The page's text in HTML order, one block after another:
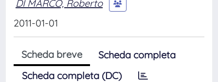
DI MARCO, Roberto
2011-01-01
Scheda breve
Scheda completa
Scheda completa (DC)